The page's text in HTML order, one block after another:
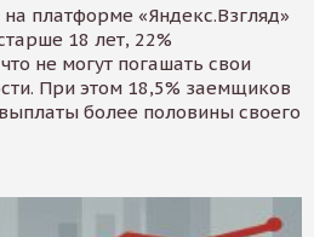
платформе «Яндекс.Взгляд»
18 лет, 22%
не могут погашать свои
При этом 18,5% заемщиков
более половины своего